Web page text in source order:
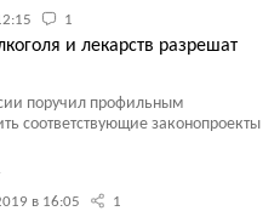
1
и лекарств разрешат
поручил профильным
соответствующие законопроекты
в 16:05 1